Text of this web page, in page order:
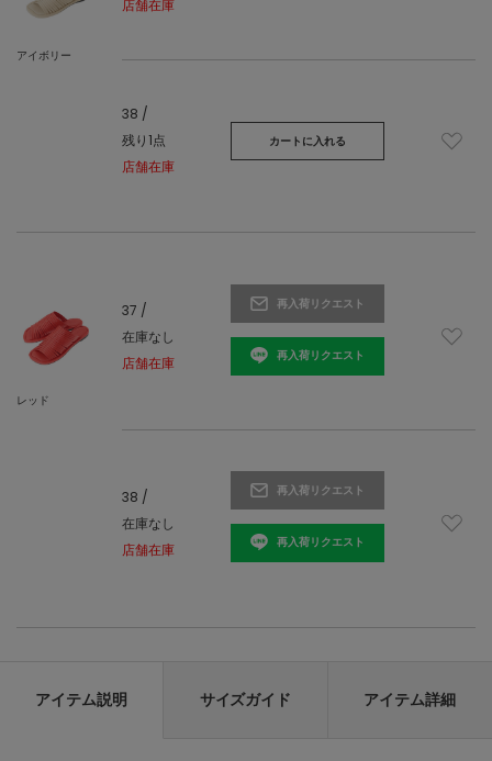
アイボリー
店舗在庫
38 /
残り1点
店舗在庫
カートに入れる
レッド
37 /
在庫なし
店舗在庫
再入荷リクエスト
再入荷リクエスト
38 /
在庫なし
店舗在庫
再入荷リクエスト
再入荷リクエスト
アイテム説明 サイズガイド アイテム詳細